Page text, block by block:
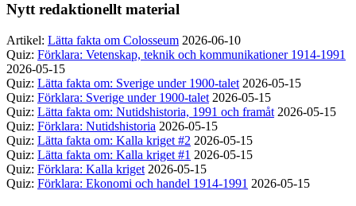
Nytt redaktionellt material
Artikel: Lätta fakta om Colosseum 2026-06-10
Quiz: Förklara: Vetenskap, teknik och kommunikationer 1914-1991
2026-05-15
Quiz: Lätta fakta om: Sverige under 1900-talet 2026-05-15
Quiz: Förklara: Sverige under 1900-talet 2026-05-15
Quiz: Lätta fakta om: Nutidshistoria, 1991 och framåt 2026-05-15
Quiz: Förklara: Nutidshistoria 2026-05-15
Quiz: Lätta fakta om: Kalla kriget #2 2026-05-15
Quiz: Lätta fakta om: Kalla kriget #1 2026-05-15
Quiz: Förklara: Kalla kriget 2026-05-15
Quiz: Förklara: Ekonomi och handel 1914-1991 2026-05-15